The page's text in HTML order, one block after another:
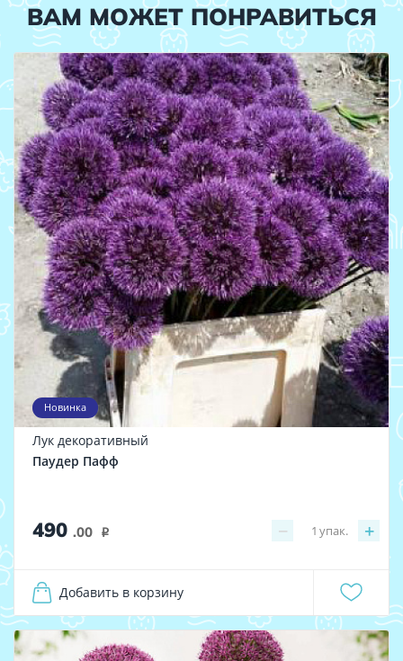
ВАМ МОЖЕТ ПОНРАВИТЬСЯ
Новинка
Лук декоративный
Паудер Пафф
490 .00 i − +
1 упак.
Добавить в корзину